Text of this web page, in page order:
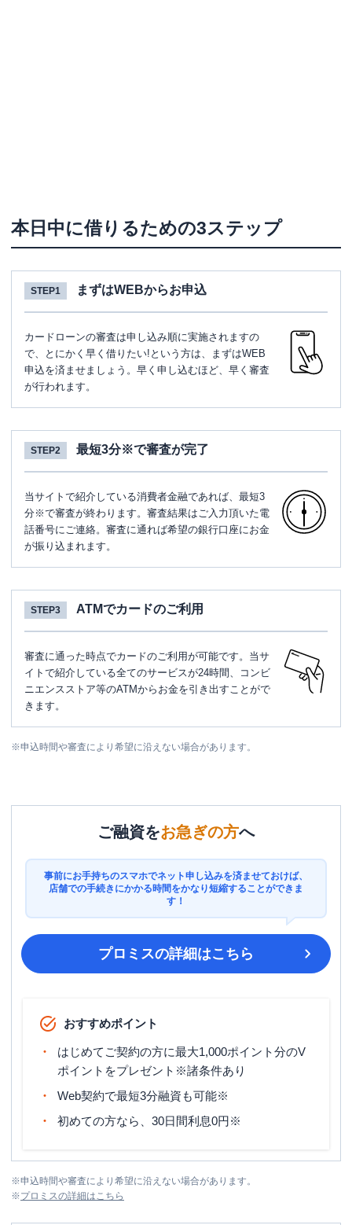
本日中に借りるための3ステップ
STEP1 まずはWEBからお申込
カードローンの審査は申し込み順に実施されますの
で、とにかく早く借りたい!という方は、まずはWEB
申込を済ませましょう。早く申し込むほど、早く審査
が行われます。
STEP2 最短3分※で審査が完了
当サイトで紹介している消費者金融であれば、最短3
分※で審査が終わります。審査結果はご入力頂いた電
話番号にご連絡。審査に通れば希望の銀行口座にお金
が振り込まれます。
STEP3 ATMでカードのご利用
審査に通った時点でカードのご利用が可能です。当サ
イトで紹介している全てのサービスが24時間、コンビ
ニエンスストア等のATMからお金を引き出すことがで
きます。
※申込時間や審査により希望に沿えない場合があります。
ご融資をお急ぎの方へ
事前にお手持ちのスマホでネット申し込みを済ませておけば、
店舗での手続きにかかる時間をかなり短縮することができま
す！
プロミスの詳細はこちら
おすすめポイント
はじめてご契約の方に最大1,000ポイント分のV
ポイントをプレゼント※諸条件あり
Web契約で最短3分融資も可能※
初めての方なら、30日間利息0円※
※申込時間や審査により希望に沿えない場合があります。
※プロミスの詳細はこちら